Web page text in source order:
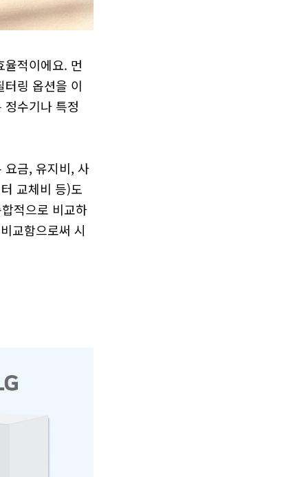
적이에요. 먼
링 옵션을 이
수기나 특정
요금, 유지비, 사
교체비 등)도
적으로 비교하
교함으로써 시